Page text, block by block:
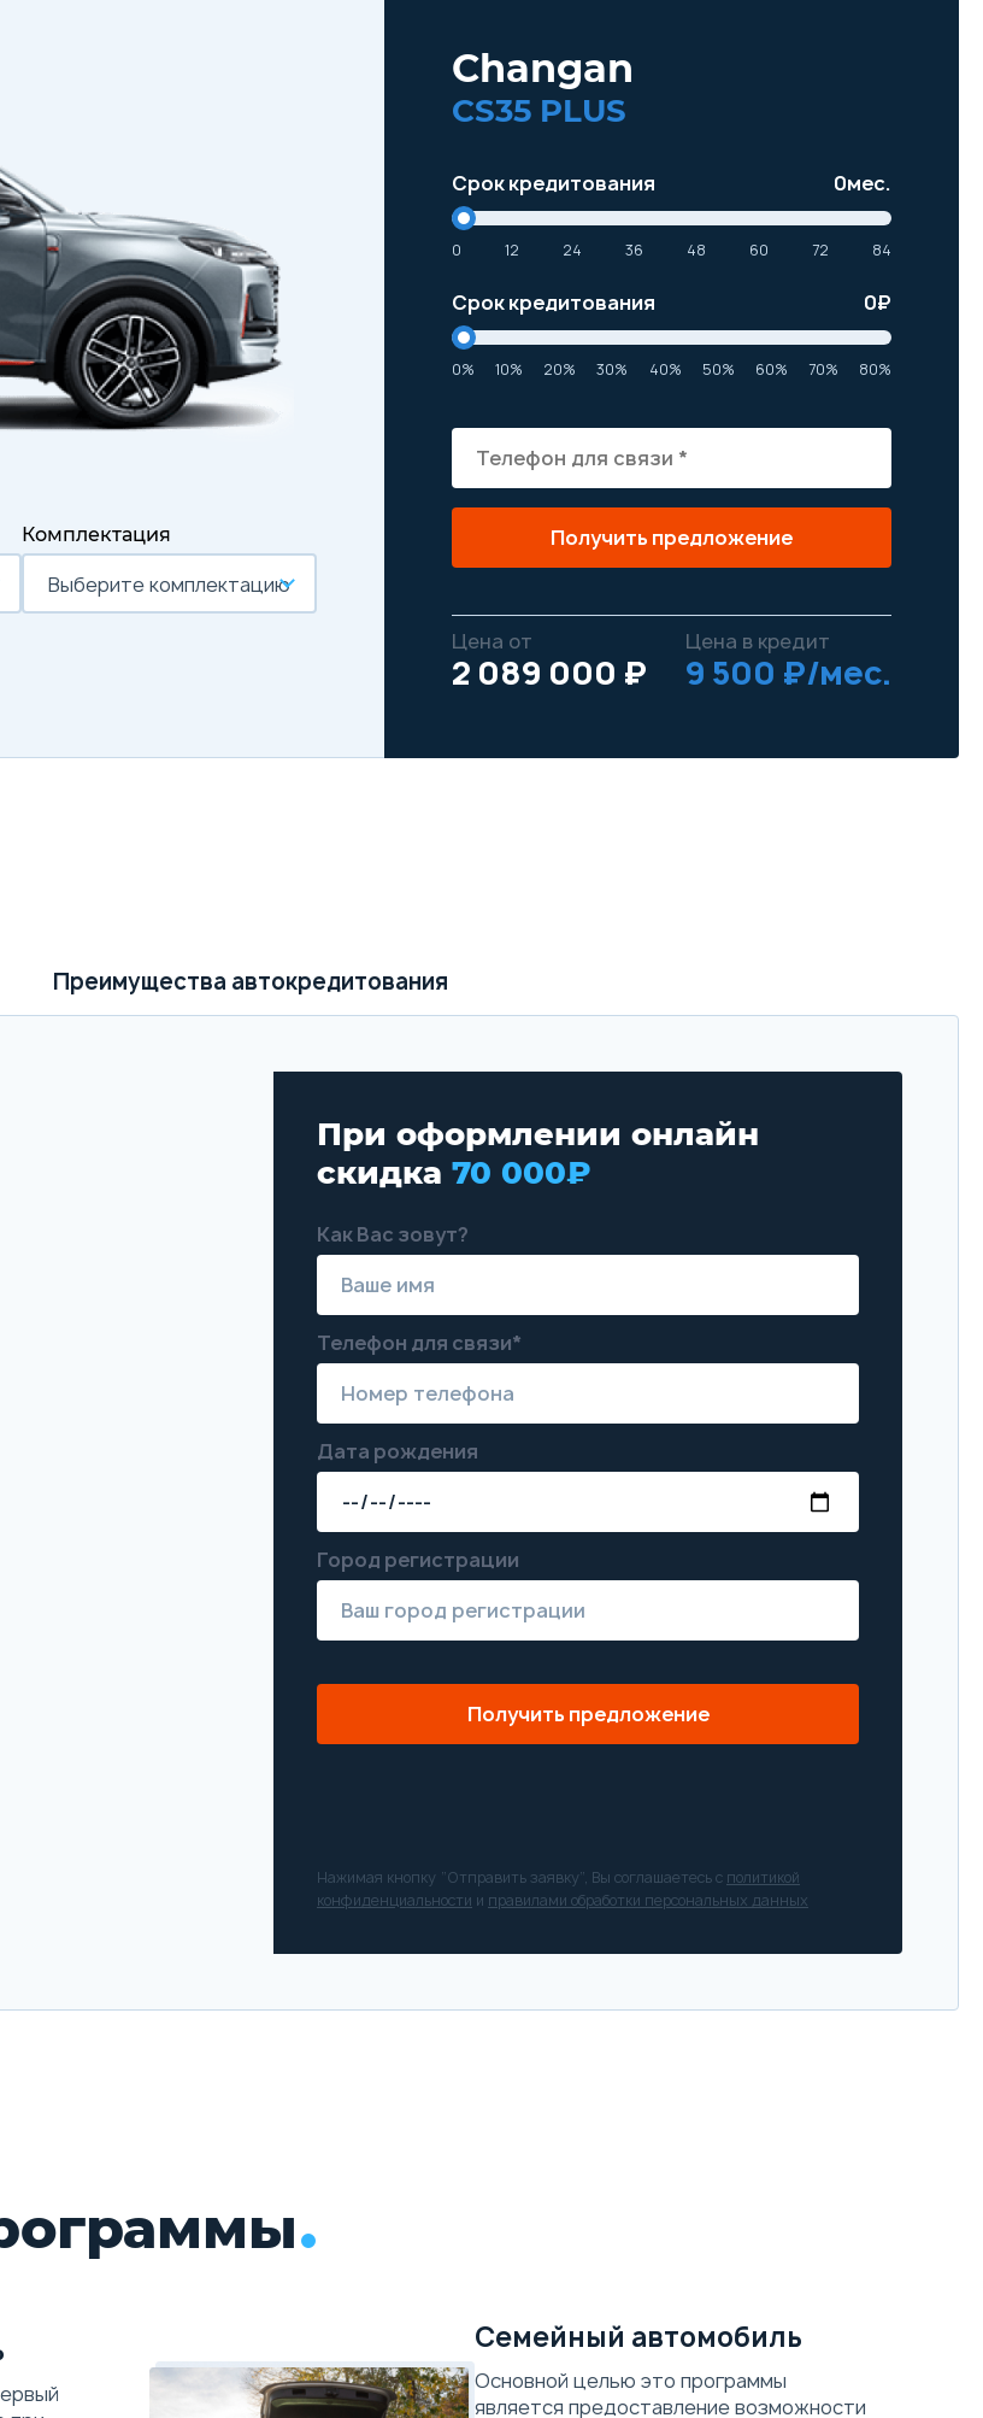
Комплектация
Выберите комплектацию
Changan
CS35 PLUS
Срок кредитования 0мес.
0 12 24 36 48 60 72 84
Срок кредитования 0₽
0% 10% 20% 30% 40% 50% 60% 70% 80%
Получить предложение
Цена от
2 089 000 ₽
Цена в кредит
9 500 ₽/мес.
Преимущества автокредитования
При оформлении онлайн
скидка 70 000₽
Как Вас зовут?
Телефон для связи*
Дата рождения
Город регистрации
Получить предложение
Нажимая кнопку “Отправить заявку”, Вы соглашаетесь с политикой
конфиденциальности и правилами обработки персональных данных
Семейный автомобиль
Основной целью это программы
является предоставление возможности